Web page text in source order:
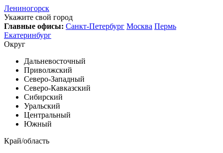
Лениногорск
Укажите свой город
Главные офисы: Санкт-Петербург Москва Пермь
Екатеринбург
Округ
Дальневосточный
Приволжский
Северо-Западный
Северо-Кавказский
Сибирский
Уральский
Центральный
Южный
Край/область